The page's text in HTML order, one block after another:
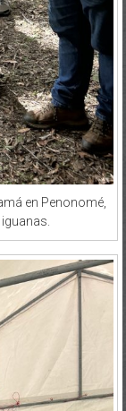
en Penonomé,